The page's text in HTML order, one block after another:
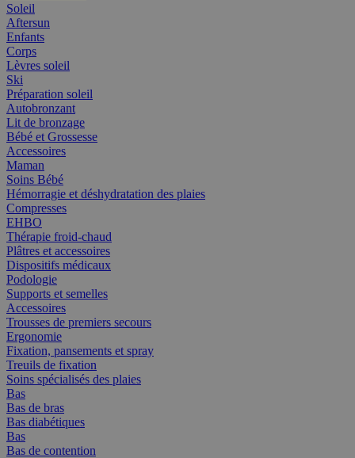
Soleil
Aftersun
Enfants
Corps
Lèvres soleil
Ski
Préparation soleil
Autobronzant
Lit de bronzage
Bébé et Grossesse
Accessoires
Maman
Soins Bébé
Hémorragie et déshydratation des plaies
Compresses
EHBO
Thérapie froid-chaud
Plâtres et accessoires
Dispositifs médicaux
Podologie
Supports et semelles
Accessoires
Trousses de premiers secours
Ergonomie
Fixation, pansements et spray
Treuils de fixation
Soins spécialisés des plaies
Bas
Bas de bras
Bas diabétiques
Bas
Bas de contention